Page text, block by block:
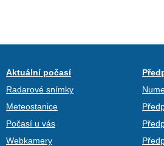
Aktuální počasí
Radarové snímky
Meteostanice
Počasí u vás
Webkamery